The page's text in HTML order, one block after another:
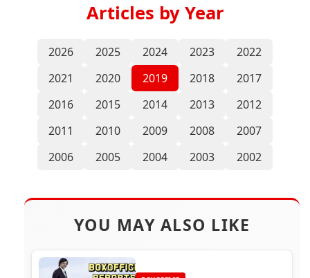
Articles by Year
2026 2025 2024 2023
2022
2021
2020 2019 2018
2017
2016
2015 2014 2013
2012
2011
2010 2009 2008
2007
2006
2005 2004 2003 2002
YOU MAY ALSO LIKE